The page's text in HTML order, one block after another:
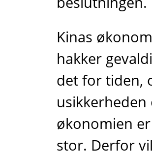
Kinas
hakker
det for tiden,
usikkerheden
økonomien er
stor. Derfor